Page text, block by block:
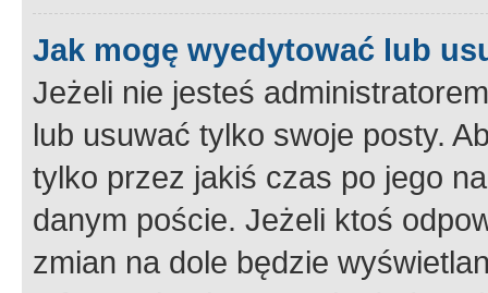
Jak mogę wyedytować lub
Jeżeli nie jesteś
lub usuwać tylko swoje posty.
tylko przez jakiś czas po jego
danym poście. Jeżeli ktoś
zmian na dole będzie